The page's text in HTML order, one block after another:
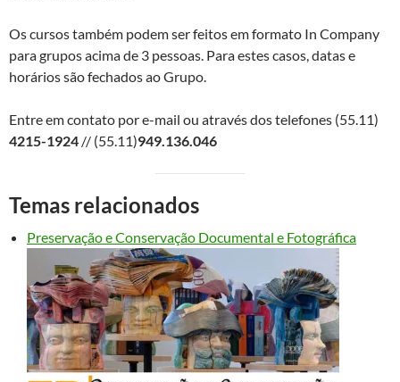
Os cursos também podem ser feitos em formato In Company
para grupos acima de 3 pessoas. Para estes casos, datas e
horários são fechados ao Grupo.
Entre em contato por e-mail ou através dos telefones (55.11)
4215-1924 // (55.11)949.136.046
Temas relacionados
Preservação e Conservação Documental e Fotográfica